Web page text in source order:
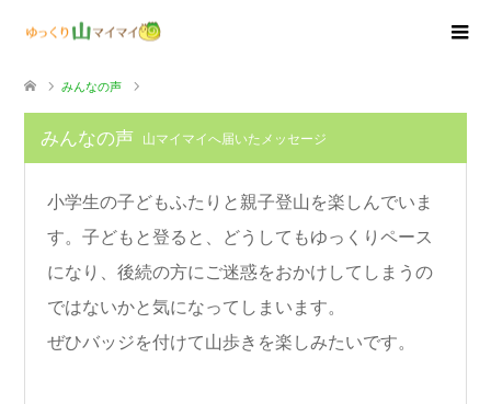
みんなの声
みんなの声 山マイマイへ届いたメッセージ
小学生の子どもふたりと親子登山を楽しんでいま
す。子どもと登ると、どうしてもゆっくりペース
になり、後続の方にご迷惑をおかけしてしまうの
ではないかと気になってしまいます。
ぜひバッジを付けて山歩きを楽しみたいです。